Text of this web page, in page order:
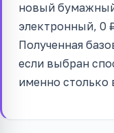
новый
электронный, 0
Полученная
если выбран
именно столько